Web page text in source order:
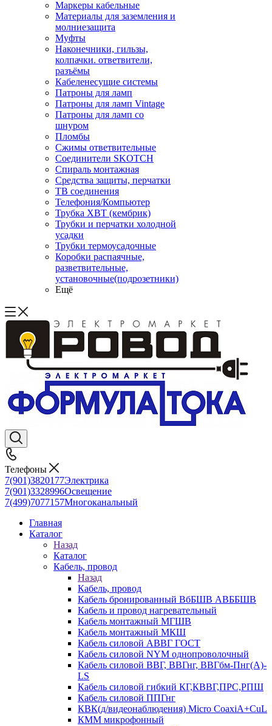
Маркеры кабельные
Материалы для заземления и
молниезащита
Муфты
Наконечники, гильзы,
колпачки. ответвители,
разъёмы
Кабеленесущие системы
Патроны для ламп
Патроны для ламп Vintage
Патроны для ламп со
шнуром
Пломбы
Сжимы ответвительные
Соединители SKOTCH
Спираль монтажная
Средства защиты, перчатки
ТВ соединения
Телефония/Компьютер
Трубка ХВТ (кембрик)
Трубки и перчатки холодной
усадки
Трубки термоусадочные
Коробки распаячные,
разветвительные,
установочные(подрозетники)
Ещё
Телефоны
7(901)3820177Электрика
7(901)3328996Освещение
7(499)7077157Многоканальный
Главная
Каталог
Назад
Каталог
Кабель, провод
Назад
Кабель, провод
Кабель бронированный ВбБШВ АВББШВ
Кабель и провод нагревательный
Кабель монтажный МГШВ
Кабель монтажный МКШ
Кабель силовой АВВГ ГОСТ
Кабель силовой NYM однопроволочный
Кабель силовой ВВГ, ВВГнг, ВВГбм-Пнг(А)-
LS
Кабель силовой гибкий КГ,КВВГ,ПРС,РПШ
Кабель силовой ППГнг
КВК(д/видеонаблюдения) Micro CoaxiA+CuL
КММ микрофонный